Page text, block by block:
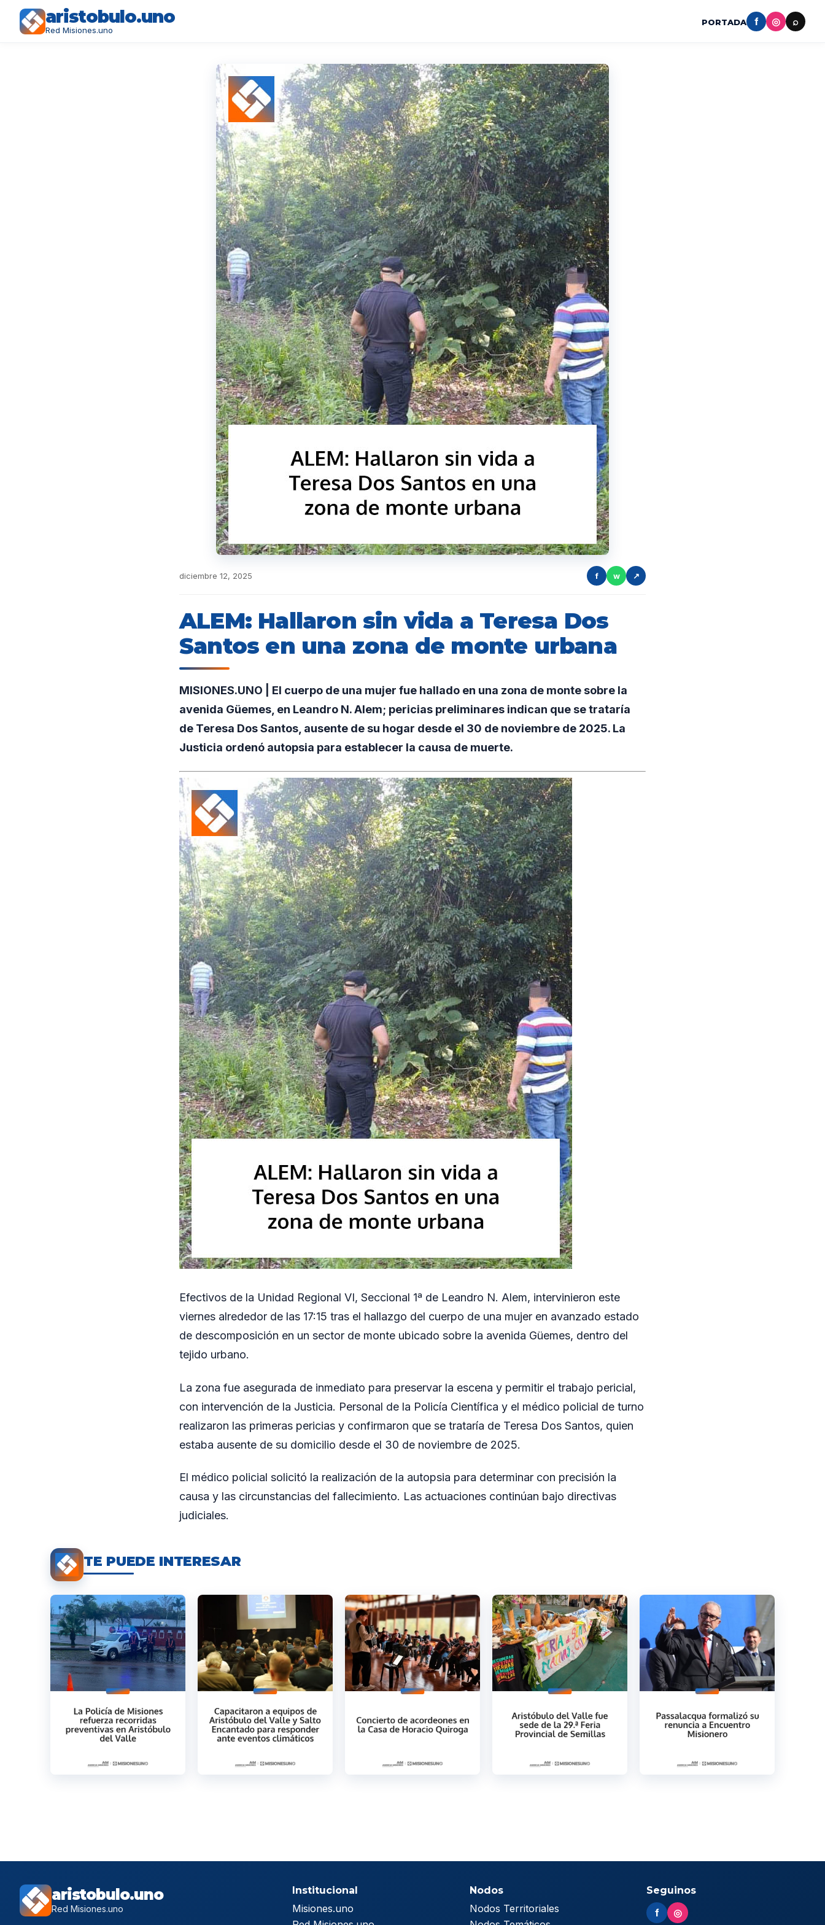
aristobulo.uno
Red Misiones.uno
PORTADA f ◎ ⌕
diciembre 12, 2025 f w ↗
ALEM: Hallaron sin vida a Teresa Dos
Santos en una zona de monte urbana
MISIONES.UNO | El cuerpo de una mujer fue hallado en una zona de monte sobre la
avenida Güemes, en Leandro N. Alem; pericias preliminares indican que se trataría
de Teresa Dos Santos, ausente de su hogar desde el 30 de noviembre de 2025. La
Justicia ordenó autopsia para establecer la causa de muerte.
Efectivos de la Unidad Regional VI, Seccional 1ª de Leandro N. Alem, intervinieron este
viernes alrededor de las 17:15 tras el hallazgo del cuerpo de una mujer en avanzado estado
de descomposición en un sector de monte ubicado sobre la avenida Güemes, dentro del
tejido urbano.
La zona fue asegurada de inmediato para preservar la escena y permitir el trabajo pericial,
con intervención de la Justicia. Personal de la Policía Científica y el médico policial de turno
realizaron las primeras pericias y confirmaron que se trataría de Teresa Dos Santos, quien
estaba ausente de su domicilio desde el 30 de noviembre de 2025.
El médico policial solicitó la realización de la autopsia para determinar con precisión la
causa y las circunstancias del fallecimiento. Las actuaciones continúan bajo directivas
judiciales.
TE PUEDE INTERESAR
aristobulo.uno
Red Misiones.uno
Institucional
Misiones.uno
Nodos
Nodos Territoriales
Seguinos
f ◎